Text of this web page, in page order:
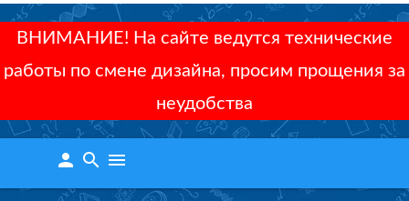
ВНИМАНИЕ! На сайте ведутся технические
работы по смене дизайна, просим прощения за
неудобства
person search menu